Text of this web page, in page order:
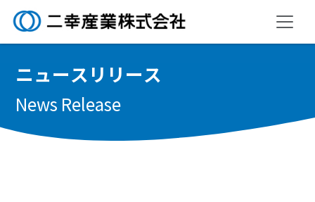
ニュースリ リース
News Release